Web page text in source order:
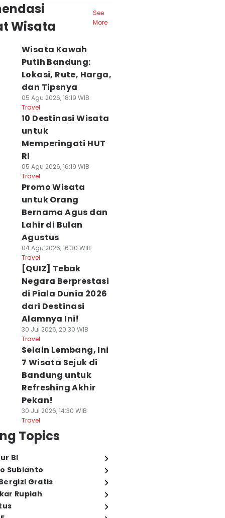
Wisata
See
More
Wisata Kawah
Putih Bandung:
Lokasi, Rute, Harga,
dan Tipsnya
05 Agu 2026, 18:19 WIB
Travel
10 Destinasi Wisata
untuk
Memperingati HUT
RI
05 Agu 2026, 16:19 WIB
Travel
Promo Wisata
untuk Orang
Bernama Agus dan
Lahir di Bulan
Agustus
04 Agu 2026, 16:30 WIB
Travel
[QUIZ] Tebak
Negara Berprestasi
di Piala Dunia 2026
dari Destinasi
Alamnya Ini!
30 Jul 2026, 20:30 WIB
Travel
Selain Lembang, Ini
7 Wisata Sejuk di
Bandung untuk
Refreshing Akhir
Pekan!
30 Jul 2026, 14:30 WIB
Travel
Topics
BI
Subianto
Gratis
Rupiah